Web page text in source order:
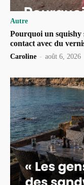
Autre
Pourquoi un squishy
contact avec du
Caroline - août 6, 2026